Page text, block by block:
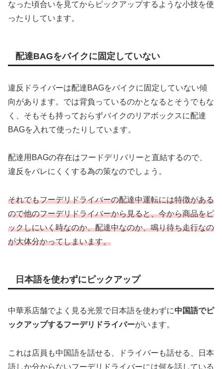
なった頃合いを見てからピックアップするような小技を使
ったりしています。
配達BAGをバイクに固定していない
違反ドライバーは配達BAGをバイクに固定していない傾
向があります。では背負っているのかとなるとそうでもな
く、そもそも持っておらずバイクのリアボックスに配達
BAGを入れて使ったりしています。
配達用BAGの存在はフードデリバリーと直結するので、
違反をバレにくくする為の策なのでしょう。
それでもフーデリドライバーの配達中運転には特徴がある
ので他のフーデリドライバーから見ると、今から商品をピ
ックしにいく時なのか、配達中なのか、鳴り待ち走行なの
が大体分かってしまいます。
日本語を使わずにピックアップ
中華系店舗でよく見る光景で日本語を使わずに中国語でピ
ックアップするフーデリドライバーがいます。
これは店員も中国語を話せる、ドライバーも話せる、日本
語しか分からないフーデリドライバーには何を話している